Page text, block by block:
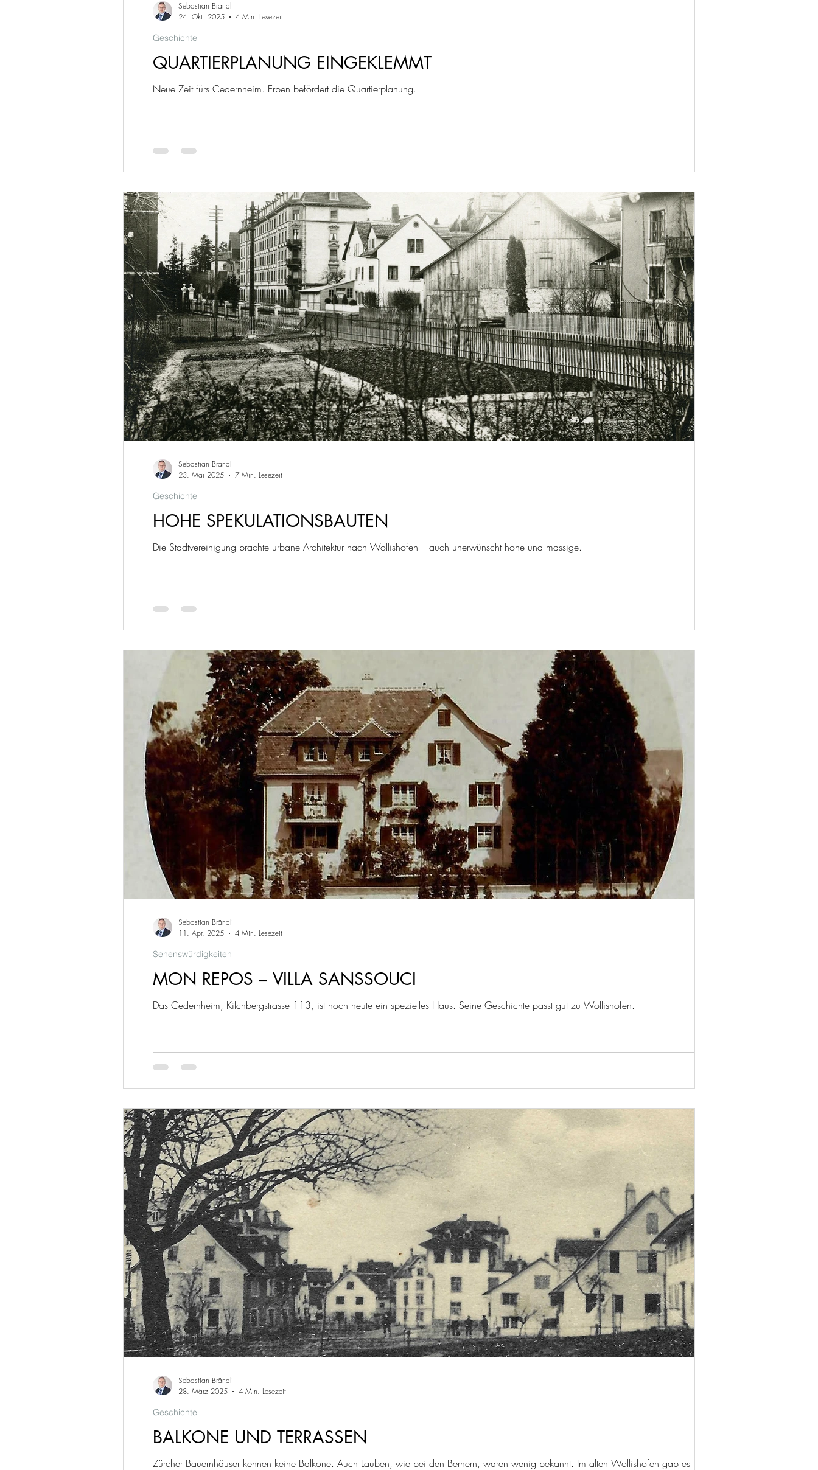
QUARTIERPLANUNG EINGEKLEMMT
Neue Zeit fürs Cedernheim. Erben befördert die Quartierplanung.
Geschichte
Sebastian Brändli
24. Okt. 2025
4 Min. Lesezeit
HOHE SPEKULATIONSBAUTEN
Die Stadtvereinigung brachte urbane Architektur nach Wollishofen – auch unerwünscht hohe und massige.
Geschichte
Sebastian Brändli
23. Mai 2025
7 Min. Lesezeit
MON REPOS – VILLA SANSSOUCI
Das Cedernheim, Kilchbergstrasse 113, ist noch heute ein spezielles Haus. Seine Geschichte passt gut zu Wollishofen.
Sehenswürdigkeiten
Sebastian Brändli
11. Apr. 2025
4 Min. Lesezeit
BALKONE UND TERRASSEN
Zürcher Bauernhäuser kennen keine Balkone. Auch Lauben, wie bei den Bernern, waren wenig bekannt. Im alten Wollishofen gab es
Geschichte
Sebastian Brändli
28. März 2025
4 Min. Lesezeit